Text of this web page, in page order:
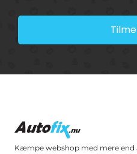
Kæmpe webshop med mere end